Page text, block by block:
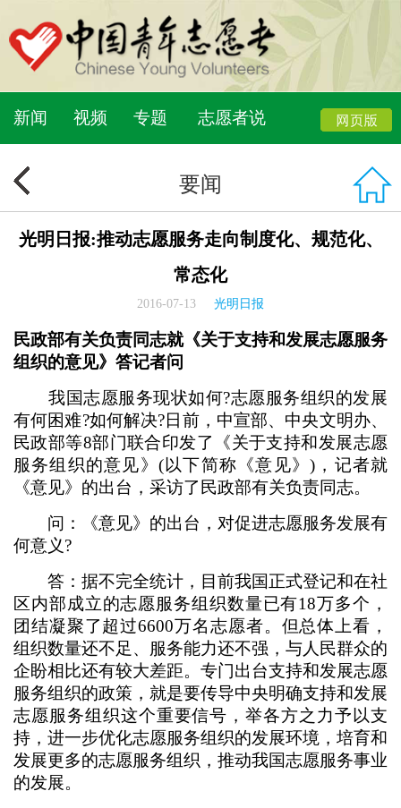
新闻 视频 专题 志愿者说
要闻
光明日报:推动志愿服务走向制度化、规范化、
常态化
2016-07-13 光明日报
民政部有关负责同志就《关于支持和发展志愿服务
组织的意见》答记者问
我国志愿服务现状如何?志愿服务组织的发展
有何困难?如何解决?日前，中宣部、中央文明办、
民政部等8部门联合印发了《关于支持和发展志愿
服务组织的意见》(以下简称《意见》)，记者就
《意见》的出台，采访了民政部有关负责同志。
问：《意见》的出台，对促进志愿服务发展有
何意义?
答：据不完全统计，目前我国正式登记和在社
区内部成立的志愿服务组织数量已有18万多个，
团结凝聚了超过6600万名志愿者。但总体上看，
组织数量还不足、服务能力还不强，与人民群众的
企盼相比还有较大差距。专门出台支持和发展志愿
服务组织的政策，就是要传导中央明确支持和发展
志愿服务组织这个重要信号，举各方之力予以支
持，进一步优化志愿服务组织的发展环境，培育和
发展更多的志愿服务组织，推动我国志愿服务事业
的发展。